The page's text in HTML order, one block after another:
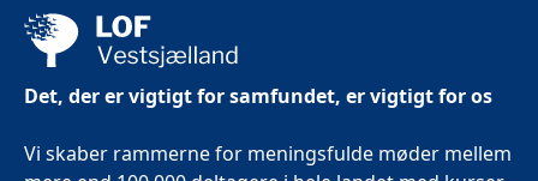
Det, der er vigtigt for samfundet, er vigtigt for os
Vi skaber rammerne for meningsfulde møder mellem